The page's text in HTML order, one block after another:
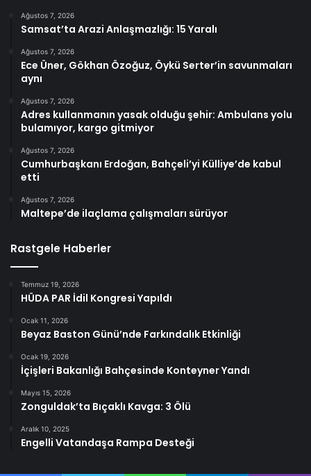
Ağustos 7, 2026
Samsat’ta Arazi Anlaşmazlığı: 15 Yaralı
Ağustos 7, 2026
Ece Üner, Gökhan Özoğuz, Öykü Serter’in savunmaları
aynı
Ağustos 7, 2026
Adres kullanmanın yasak olduğu şehir: Ambulans yolu
bulamıyor, kargo gitmiyor
Ağustos 7, 2026
Cumhurbaşkanı Erdoğan, Bahçeli’yi Külliye’de kabul
etti
Ağustos 7, 2026
Maltepe’de ilaçlama çalışmaları sürüyor
Rastgele Haberler
Temmuz 19, 2026
HÜDA PAR İdil Kongresi Yapıldı
Ocak 11, 2026
Beyaz Baston Günü’nde Farkındalık Etkinliği
Ocak 19, 2026
İçişleri Bakanlığı Bahçesinde Konteyner Yandı
Mayıs 15, 2026
Zonguldak’ta Bıçaklı Kavga: 3 Ölü
Aralık 10, 2025
Engelli Vatandaşa Rampa Desteği